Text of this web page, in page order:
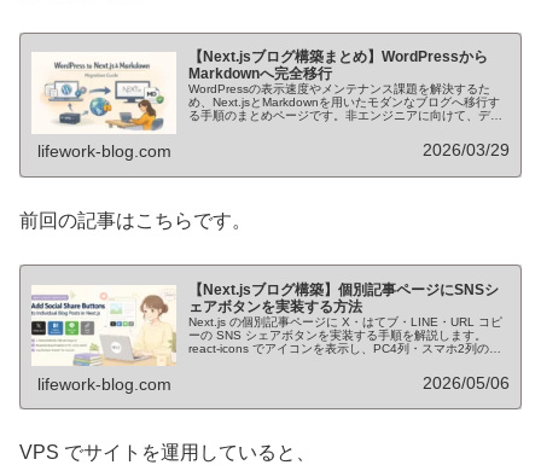
【Next.jsブログ構築まとめ】WordPressから
Markdownへ完全移行
WordPressの表示速度やメンテナンス課題を解決するた
め、Next.jsとMarkdownを用いたモダンなブログへ移行す
る手順のまとめページです。非エンジニアに向けて、デー
lifework-blog.com 2026/03/29
前回の記事はこちらです。
【Next.jsブログ構築】個別記事ページにSNSシ
ェアボタンを実装する方法
Next.js の個別記事ページに X・はてブ・LINE・URL コピ
ーの SNS シェアボタンを実装する手順を解説します。
react-icons でアイコンを表示し、PC4列・スマホ2列のレ
lifework-blog.com 2026/05/06
VPS でサイトを運用していると、